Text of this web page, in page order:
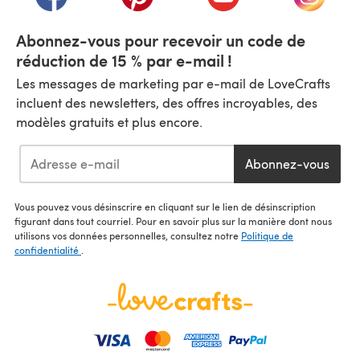
Abonnez-vous pour recevoir un code de
réduction de 15 % par e-mail !
Les messages de marketing par e-mail de LoveCrafts
incluent des newsletters, des offres incroyables, des
modèles gratuits et plus encore.
Abonnez-vous
Vous pouvez vous désinscrire en cliquant sur le lien de désinscription
figurant dans tout courriel. Pour en savoir plus sur la manière dont nous
utilisons vos données personnelles, consultez notre Politique de
confidentialité